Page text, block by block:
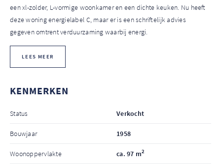
een xl-zolder, L-vormige woonkamer en een dichte keuken. Nu heeft
deze woning energielabel C, maar er is een schriftelijk advies
gegeven omtrent verduurzaming waarbij energi.
LEES MEER
KENMERKEN
Status Verkocht
Bouwjaar 1958
Woonoppervlakte ca. 97 m2